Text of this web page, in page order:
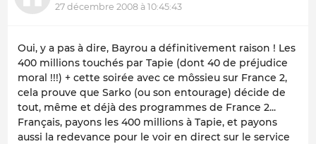
27 décembre 2008 à 10:45:43
Oui, y a pas à dire, Bayrou a définitivement raison ! Les
400 millions touchés par Tapie (dont 40 de préjudice
moral !!!) + cette soirée avec ce môssieu sur France 2,
cela prouve que Sarko (ou son entourage) décide de
tout, même et déjà des programmes de France 2...
Français, payons les 400 millions à Tapie, et payons
aussi la redevance pour le voir en direct sur le service